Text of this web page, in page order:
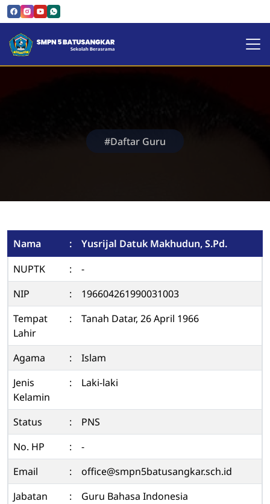
SMPN 5 Batusangkar |
#Daftar Guru
Nama :
Yusrijal Datuk Makhudun, S.Pd.
NUPTK
:
-
NIP
:
196604261990031003
Tempat
Lahir
: Tanah Datar, 26 April 1966
Agama :
Islam
Jenis
Kelamin
: Laki-laki
Status :
PNS
No. HP
:
-
Email
:
office@smpn5batusangkar.sch.id
Jabatan
:
Guru Bahasa Indonesia